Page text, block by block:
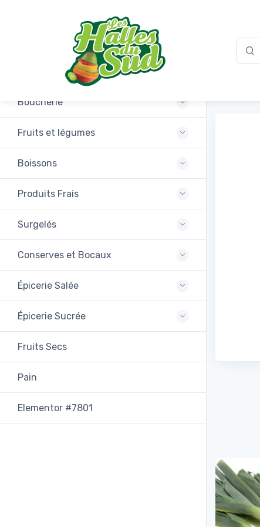
Promotions
Boucherie
Fruits et légumes
Boissons
Produits Frais
Surgelés
Conserves et Bocaux
Épicerie Salée
Épicerie Sucrée
Fruits Secs
Pain
Elementor #7801